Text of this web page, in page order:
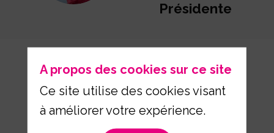
Présidente
A propos des cookies sur ce site
Ce site utilise des cookies visant
à améliorer votre expérience.